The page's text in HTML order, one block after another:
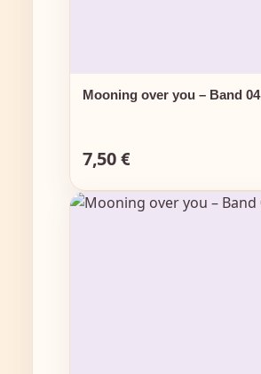
Mooning over you – Band 04
Regulärer Preis:
7,50 €